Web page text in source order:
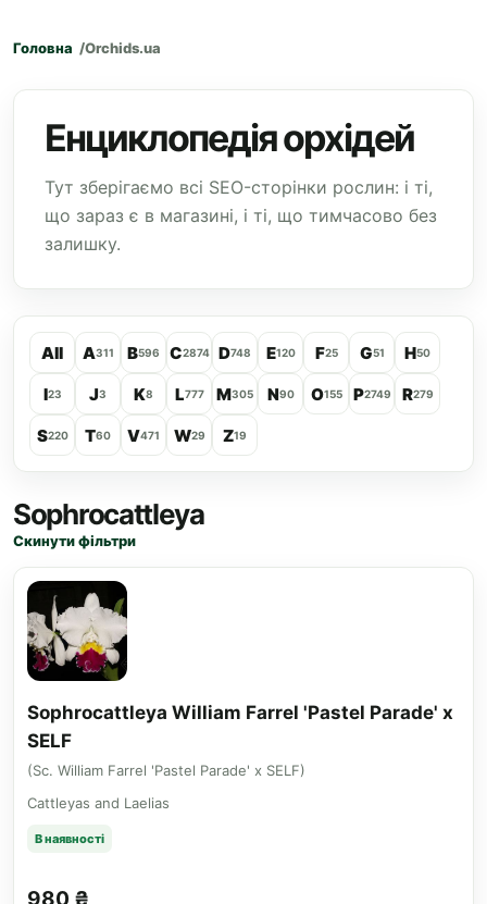
Головна Orchids.ua
Енциклопедія орхідей
Тут зберігаємо всі SEO-сторінки рослин: і ті,
що зараз є в магазині, і ті, що тимчасово без
залишку.
All A311 B596 C2874 D748 E120 F25 G51 H50
I23 J3 K8 L777 M305 N90 O155 P2749 R279
S220 T60 V471 W29 Z19
Sophrocattleya
Скинути фільтри
Sophrocattleya William Farrel 'Pastel Parade' x
SELF
(Sc. William Farrel 'Pastel Parade' x SELF)
Cattleyas and Laelias
В наявності